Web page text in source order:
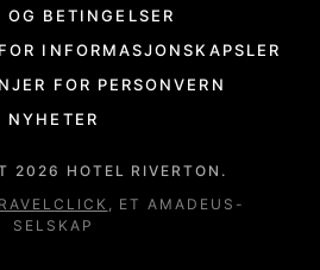
OG BETINGELSER
INFORMASJONSKAPSLER
FOR PERSONVERN
NYHETER
2026 HOTEL RIVERTON.
, ET AMADEUS-
SELSKAP